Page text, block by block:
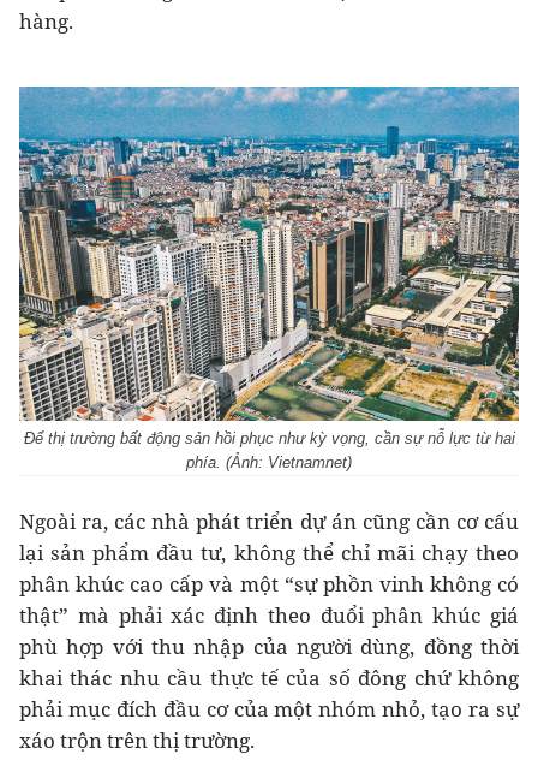
hàng.
Để thị trường bất động sản hồi phục như kỳ vọng, cần sự nỗ lực từ hai
phía. (Ảnh: Vietnamnet)
Ngoài ra, các nhà phát triển dự án cũng cần cơ cấu
lại sản phẩm đầu tư, không thể chỉ mãi chạy theo
phân khúc cao cấp và một “sự phồn vinh không có
thật” mà phải xác định theo đuổi phân khúc giá
phù hợp với thu nhập của người dùng, đồng thời
khai thác nhu cầu thực tế của số đông chứ không
phải mục đích đầu cơ của một nhóm nhỏ, tạo ra sự
xáo trộn trên thị trường.